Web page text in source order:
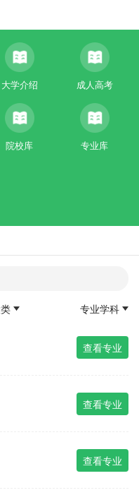
大学介绍 成人高考
院校库 专业库
专业学科
查看专业
查看专业
查看专业